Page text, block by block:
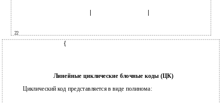
22
{
Линейные циклические блочные коды (ЦК)
Циклический код представляется в виде полинома: